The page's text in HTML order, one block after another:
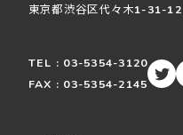
東京都渋谷区代々木1-31-12
TEL : 03-5354-3120
FAX : 03-5354-2145